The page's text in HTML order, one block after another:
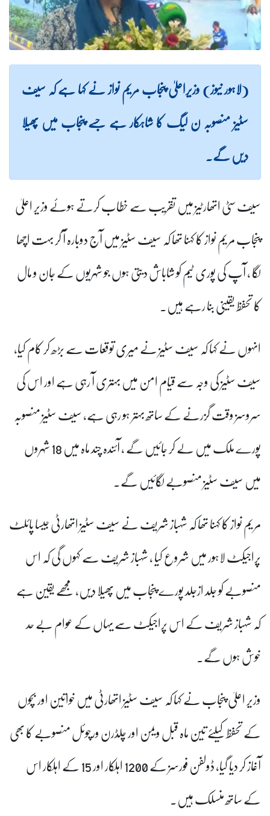
(لاہور نیوز) وزیراعلیٰ پنجاب مریم نواز نے کہا ہے کہ سیف
سٹیز منصوبہ ن لیگ کا شاہکار ہے جسے پنجاب میں پھیلا
دیں گے۔
سیف سٹی اتھارٹیز میں تقریب سے خطاب کرتے ہوئے وزیر اعلیٰ
پنجاب مریم نواز کا کہنا تھا کہ سیف سٹیز میں آج دوبارہ آ کر بہت اچھا
لگا ، آپ کی پوری ٹیم کو شاباش دیتی ہوں جو شہریوں کے جان و مال
کا تحفظ یقینی بنا رہے ہیں۔
انہوں نے کہا کہ سیف سٹیز نے میری توقعات سے بڑھ کر کام کیا،
سیف سٹیز کی وجہ سے قیام امن میں بہتری آ رہی ہے اور اس کی
سروسز وقت گزرنے کے ساتھ بہتر ہو رہی ہے، سیف سٹیز منصوبہ
پورے ملک میں لے کر جائیں گے ، آئندہ چند ماہ میں 18 شہروں
میں سیف سٹیز منصوبے لگائیں گے۔
مریم نواز کا کہنا تھا کہ شہباز شریف نے سیف سٹیز اتھارٹی جیسا پائلٹ
پراجیکٹ لاہور میں شروع کیا ، شہباز شریف سے کہوں گی کہ اس
منصوبے کو جلد ازجلد پورے پنجاب میں پھیلا دیں، مجھے یقین ہے
کہ شہباز شریف کے اس پراجیکٹ سے یہاں کے عوام بے حد
خوش ہوں گے۔
وزیر اعلیٰ پنجاب نے کہا کہ سیف سٹیز اتھارٹی میں خواتین اور بچوں
کے تحفظ کیلئے تین ماہ قبل ویمن اور چلڈرن ورچوئل منصوبے کا بھی
آغاز کر دیا گیا، ڈولفن فورسز کے 1200 اہلکار اور 15 کے اہلکار اس
کے ساتھ منسلک ہیں۔